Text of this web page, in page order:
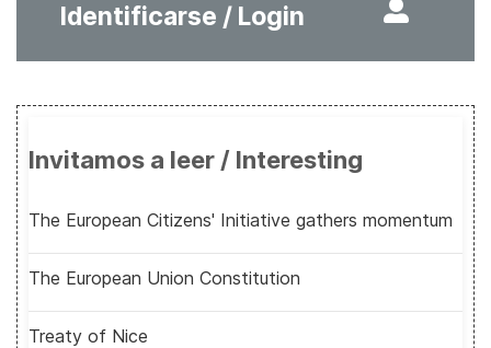
Identificarse / Login
Invitamos a leer / Interesting
The European Citizens' Initiative gathers momentum
The European Union Constitution
Treaty of Nice